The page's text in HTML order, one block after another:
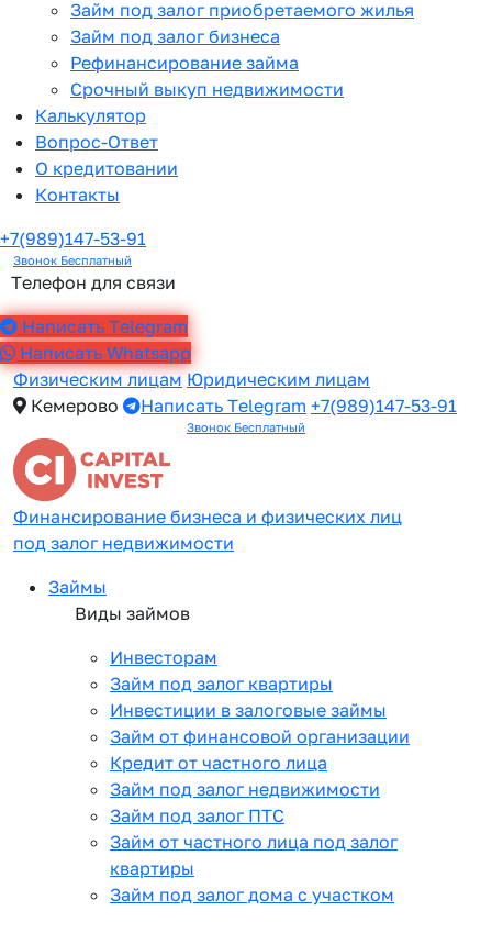
Займ под залог приобретаемого жилья
Займ под залог бизнеса
Рефинансирование займа
Срочный выкуп недвижимости
Калькулятор
Вопрос-Ответ
О кредитовании
Контакты
+7(989)147-53-91
Звонок Бесплатный
Телефон для связи
Написать Telegram
Написать Whatsapp
Физическим лицам Юридическим лицам
Кемерово
Написать Telegram +7(989)147-53-91
Звонок Бесплатный
Финансирование бизнеса и физических лиц
под залог недвижимости
Займы
Виды займов
Инвесторам
Займ под залог квартиры
Инвестиции в залоговые займы
Займ от финансовой организации
Кредит от частного лица
Займ под залог недвижимости
Займ под залог ПТС
Займ от частного лица под залог
квартиры
Займ под залог дома с участком